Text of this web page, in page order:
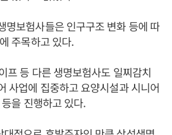
명보험사들은 인구구조 변화 등에 따
주목하고 있다.
프 등 다른 생명보험사도 일찌감치
사업에 집중하고 요양시설과 시니어
을 진행하고 있다.